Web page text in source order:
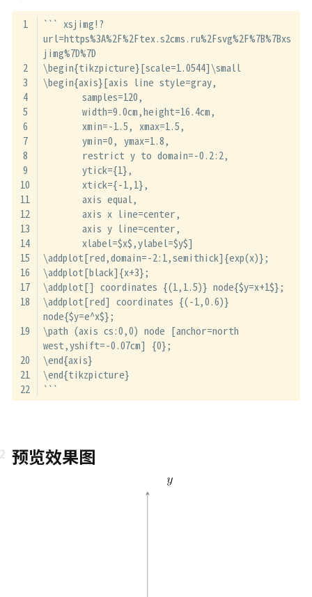
``` xsjimg!?
url=https%3A%2F%2Ftex.s2cms.ru%2Fsvg%2F%7B%7Bxs
jimg%7D%7D
\begin{tikzpicture}[scale=1.0544]\small
\begin{axis}[axis line style=gray,
	samples=120,
	width=9.0cm,height=16.4cm,
	xmin=-1.5, xmax=1.5,
	ymin=0, ymax=1.8,
	restrict y to domain=-0.2:2,
	ytick={1},
	xtick={-1,1},
	axis equal,
	axis x line=center,
	axis y line=center,
	xlabel=$x$,ylabel=$y$]
\addplot[red,domain=-2:1,semithick]{exp(x)};
\addplot[black]{x+3};
\addplot[] coordinates {(1,1.5)} node{$y=x+1$};
\addplot[red] coordinates {(-1,0.6)}
node{$y=e^x$};
\path (axis cs:0,0) node [anchor=north
west,yshift=-0.07cm] {0};
\end{axis}
\end{tikzpicture}
```
预览效果图